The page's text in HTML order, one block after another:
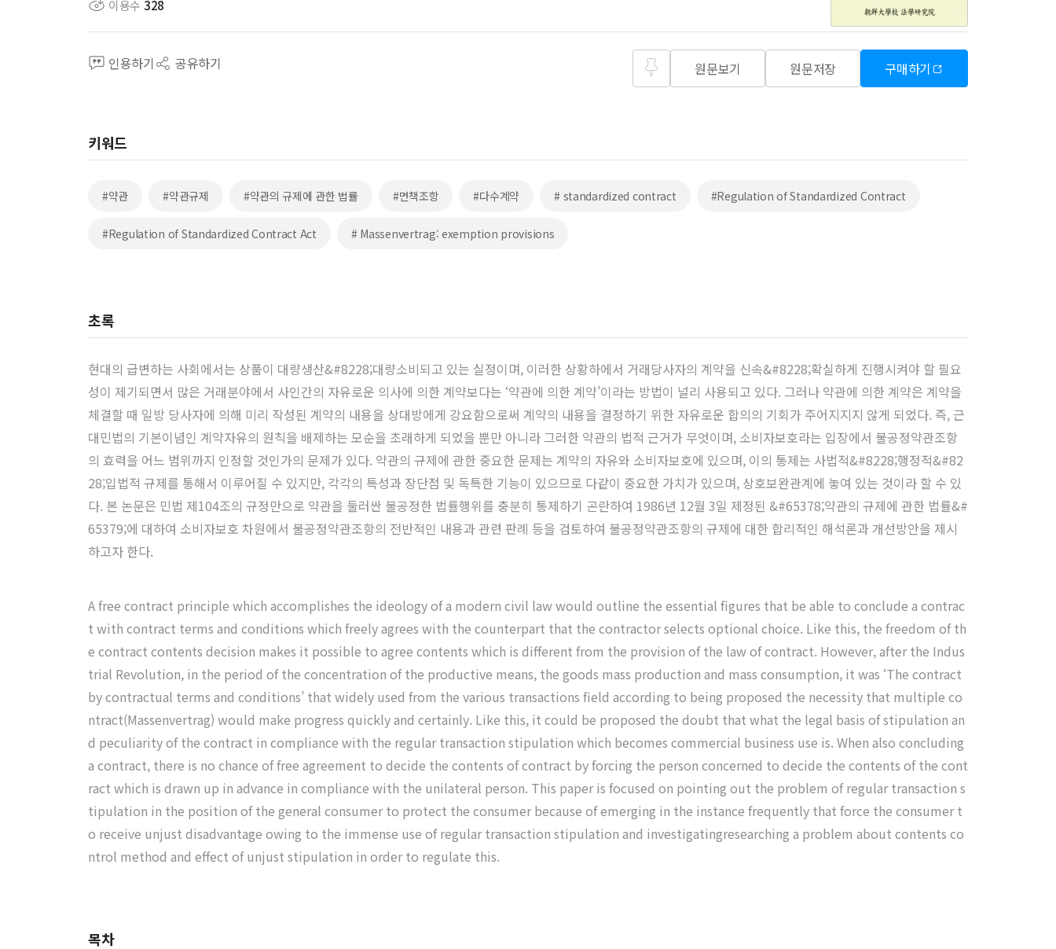
이용수 328
인용하기 공유하기 원문보기 원문저장 구매하기
키워드
#약관 #약관규제 #약관의 규제에 관한 법률 #면책조항 #다수계약 # standardized contract #Regulation of Standardized Contract
#Regulation of Standardized Contract Act # Massenvertrag: exemption provisions
초록
현대의 급변하는 사회에서는 상품이 대량생산&#8228;대량소비되고 있는 실정이며, 이러한 상황하에서 거래당사자의 계약을 신속&#8228;확실하게 진행시켜야 할 필요
성이 제기되면서 많은 거래분야에서 사인간의 자유로운 의사에 의한 계약보다는 ‘약관에 의한 계약’이라는 방법이 널리 사용되고 있다. 그러나 약관에 의한 계약은 계약을
체결할 때 일방 당사자에 의해 미리 작성된 계약의 내용을 상대방에게 강요함으로써 계약의 내용을 결정하기 위한 자유로운 합의의 기회가 주어지지지 않게 되었다. 즉, 근
대민법의 기본이념인 계약자유의 원칙을 배제하는 모순을 초래하게 되었을 뿐만 아니라 그러한 약관의 법적 근거가 무엇이며, 소비자보호라는 입장에서 불공정약관조항
의 효력을 어느 범위까지 인정할 것인가의 문제가 있다. 약관의 규제에 관한 중요한 문제는 계약의 자유와 소비자보호에 있으며, 이의 통제는 사법적&#8228;행정적&#82
28;입법적 규제를 통해서 이루어질 수 있지만, 각각의 특성과 장단점 및 독특한 기능이 있으므로 다같이 중요한 가치가 있으며, 상호보완관계에 놓여 있는 것이라 할 수 있
다. 본 논문은 민법 제104조의 규정만으로 약관을 둘러싼 불공정한 법률행위를 충분히 통제하기 곤란하여 1986년 12월 3일 제정된 &#65378;약관의 규제에 관한 법률&#
65379;에 대하여 소비자보호 차원에서 불공정약관조항의 전반적인 내용과 관련 판례 등을 검토하여 불공정약관조항의 규제에 대한 합리적인 해석론과 개선방안을 제시
하고자 한다.
A free contract principle which accomplishes the ideology of a modern civil law would outline the essential figures that be able to conclude a contrac
t with contract terms and conditions which freely agrees with the counterpart that the contractor selects optional choice. Like this, the freedom of th
e contract contents decision makes it possible to agree contents which is different from the provision of the law of contract. However, after the Indus
trial Revolution, in the period of the concentration of the productive means, the goods mass production and mass consumption, it was ‘The contract
by contractual terms and conditions’ that widely used from the various transactions field according to being proposed the necessity that multiple co
ntract(Massenvertrag) would make progress quickly and certainly. Like this, it could be proposed the doubt that what the legal basis of stipulation an
d peculiarity of the contract in compliance with the regular transaction stipulation which becomes commercial business use is. When also concluding
a contract, there is no chance of free agreement to decide the contents of contract by forcing the person concerned to decide the contents of the cont
ract which is drawn up in advance in compliance with the unilateral person. This paper is focused on pointing out the problem of regular transaction s
tipulation in the position of the general consumer to protect the consumer because of emerging in the instance frequently that force the consumer t
o receive unjust disadvantage owing to the immense use of regular transaction stipulation and investigatingresearching a problem about contents co
ntrol method and effect of unjust stipulation in order to regulate this.
목차